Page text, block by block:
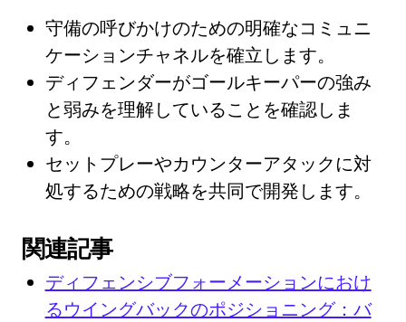
守備の呼びかけのための明確なコミュニ
ケーションチャネルを確立します。
ディフェンダーがゴールキーパーの強み
と弱みを理解していることを確認しま
す。
セットプレーやカウンターアタックに対
処するための戦略を共同で開発します。
関連記事
ディフェンシブフォーメーションにおけ
るウイングバックのポジショニング：バ